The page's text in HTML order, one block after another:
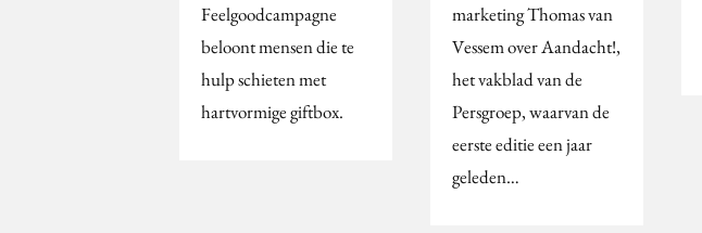
Feelgoodcampagne
beloont mensen die te
hulp schieten met
hartvormige giftbox.
marketing Thomas van
Vessem over Aandacht!,
het vakblad van de
Persgroep, waarvan de
eerste editie een jaar
geleden…